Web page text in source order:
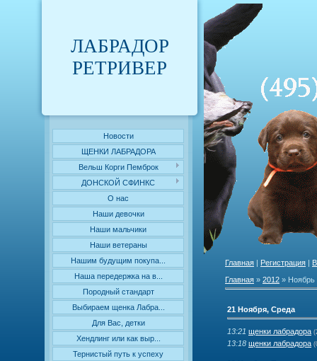
ЛАБРАДОР
РЕТРИВЕР
Новости
ЩЕНКИ ЛАБРАДОРА
Вельш Корги Пемброк
ДОНСКОЙ СФИНКС
О нас
Наши девочки
Наши мальчики
Наши ветераны
Нашим будущим покупа...
Наша передержка на в...
Породный стандарт
Выбираем щенка Лабра...
Для Вас, детки
Хендлинг или как выр...
Тернистый путь к успеху
Главная | Регистрация |
Главная » 2012 » Ноябрь
21 Ноября, Среда
13:21 щенки лабрадора
13:18 щенки лабрадора